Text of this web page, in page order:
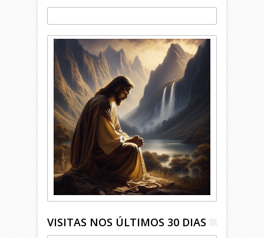
VISITAS NOS ÚLTIMOS 30 DIAS